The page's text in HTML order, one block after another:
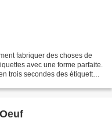
fabriquer des choses de
avec une forme parfaite.
trois secondes des étiquettes